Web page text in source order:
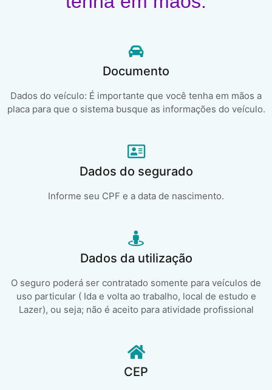
Documento
Dados do veículo: É importante que você tenha em mãos a
placa para que o sistema busque as informações do veículo.
Dados do segurado
Informe seu CPF e a data de nascimento.
Dados da utilização
O seguro poderá ser contratado somente para veículos de
uso particular ( Ida e volta ao trabalho, local de estudo e
Lazer), ou seja; não é aceito para atividade profissional
CEP